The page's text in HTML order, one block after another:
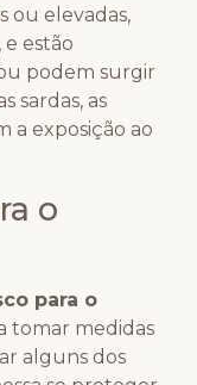
ou elevadas,
estão
podem surgir
sardas, as
a exposição ao
o
para o
tomar medidas
alguns dos